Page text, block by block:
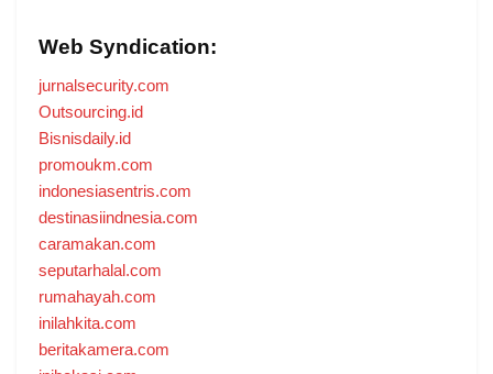
Web Syndication:
jurnalsecurity.com
Outsourcing.id
Bisnisdaily.id
promoukm.com
indonesiasentris.com
destinasiindnesia.com
caramakan.com
seputarhalal.com
rumahayah.com
inilahkita.com
beritakamera.com